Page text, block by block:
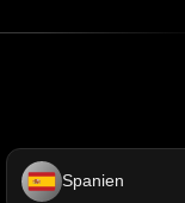
Spanien